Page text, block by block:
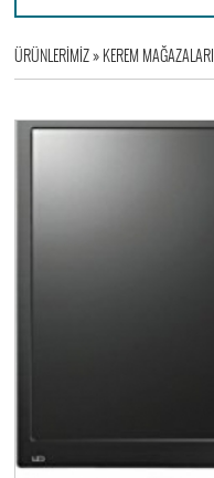
ÜRÜNLERİMİZ»KEREM MAĞAZALARI